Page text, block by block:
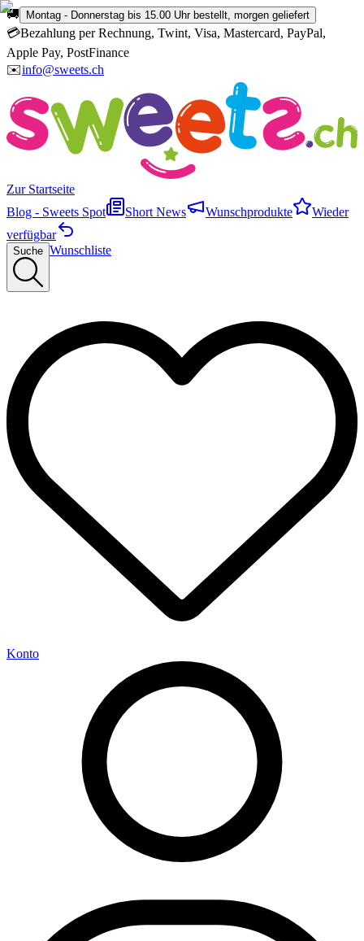
🚚 Montag - Donnerstag bis 15.00 Uhr bestellt, morgen geliefert
💳Bezahlung per Rechnung, Twint, Visa, Mastercard, PayPal,
Apple Pay, PostFinance
✉️info@sweets.ch
Zur Startseite
Blog - Sweets Spot
Short News Wunschprodukte
Wieder
verfügbar
Suche Wunschliste
Konto